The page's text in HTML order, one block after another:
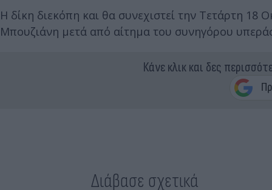
Η δίκη διεκόπη και θα συνεχιστεί την Τετάρτη 18
Μπουζιάνη μετά από αίτημα του συνηγόρου
Κάνε κλικ και δες
Διάβασε σχετικά